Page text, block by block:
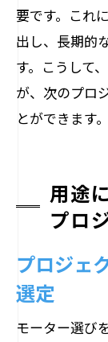
要です。これ
出し、長期的
す。こうして
が、次のプロ
とができます。
用途
プロ
プロジェ
選定
モーター選び